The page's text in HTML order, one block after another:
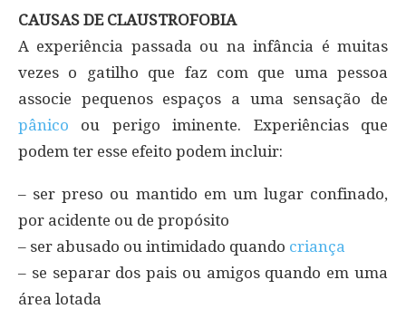
CAUSAS DE CLAUSTROFOBIA
A experiência passada ou na infância é muitas
vezes o gatilho que faz com que uma pessoa
associe pequenos espaços a uma sensação de
pânico ou perigo iminente. Experiências que
podem ter esse efeito podem incluir:
– ser preso ou mantido em um lugar confinado,
por acidente ou de propósito
– ser abusado ou intimidado quando criança
– se separar dos pais ou amigos quando em uma
área lotada